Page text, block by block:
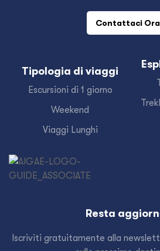
Contattaci Ora
Tipologia di viaggi
Escursioni di 1 giorno
Weekend
Viaggi Lunghi
Resta
Iscriviti gratuitamente alla